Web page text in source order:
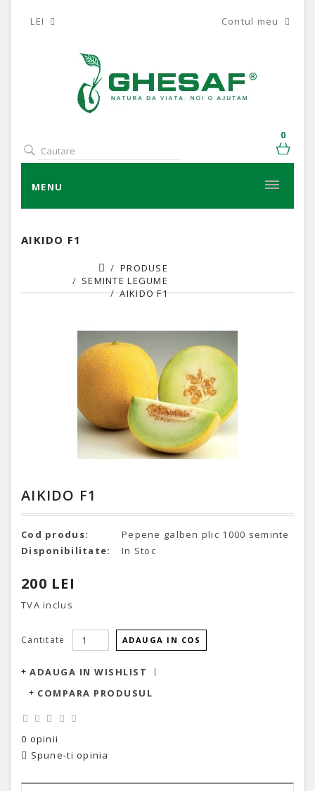
Contul meu
0
LEI
MENU
AIKIDO F1
PRODUSE
SEMINTE LEGUME
AIKIDO F1
AIKIDO F1
Cod produs:
Pepene galben plic 1000 seminte
Disponibilitate:
In Stoc
200 LEI
TVA inclus
Cantitate ADAUGA IN COS
ADAUGA IN WISHLIST
COMPARA PRODUSUL
0 opinii
Spune-ti opinia